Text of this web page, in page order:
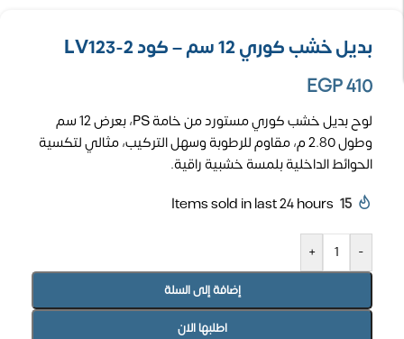
بديل خشب كوري 12 سم – كود LV123-2
EGP410
لوح بديل خشب كوري مستورد من خامة PS، بعرض 12 سم
وطول 2.80 م، مقاوم للرطوبة وسهل التركيب، مثالي لتكسية
الحوائط الداخلية بلمسة خشبية راقية.
15
Items sold in last 24 hours
-
+
إضافة إلى السلة
اطلبها الان